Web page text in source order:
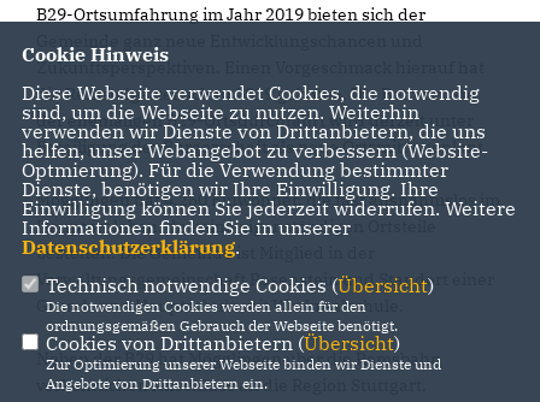
B29-Ortsumfahrung im Jahr 2019 bieten sich der
Zukunftsperspektiven. Einen Vorgeschmack hierauf hat
die Remstalgartenschau 2019 geboten. Die Betonwüste
der ehemaligen B29-Ortsdurchfahrt wird derzeit unter
Beteiligung der Bürgerschaft als neue Ortsmitte geplant.
Mögglingen hat 4.250 Einwohner, die fast ausnahmslos im
Hauptort leben, da keine eigenständigen Ortsteile
bestehen. Die Gemeinde ist Mitglied in der
Verwaltungsgemeinschaft Rosenstein und Standort einer
Grund- und Hauptschule mit Werkrealschule.
Neben der B29 hat Mögglingen über die Remsbahn
verkehrlichen Anschluss an die Region Stuttgart.
Cookie Hinweis
Diese Webseite verwendet Cookies, die notwendig
sind, um die Webseite zu nutzen. Weiterhin
verwenden wir Dienste von Drittanbietern, die uns
helfen, unser Webangebot zu verbessern (Website-
Optmierung). Für die Verwendung bestimmter
Dienste, benötigen wir Ihre Einwilligung. Ihre
Einwilligung können Sie jederzeit widerrufen. Weitere
Informationen finden Sie in unserer
Datenschutzerklärung.
Technisch notwendige Cookies (Übersicht)
Die notwendigen Cookies werden allein für den
ordnungsgemäßen Gebrauch der Webseite benötigt.
Cookies von Drittanbietern (Übersicht)
Zur Optimierung unserer Webseite binden wir Dienste und
Angebote von Drittanbietern ein.